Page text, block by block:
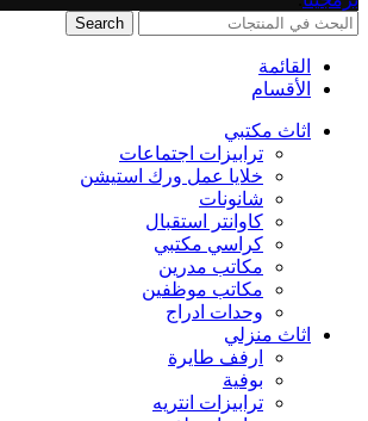
Search
القائمة
الأقسام
اثاث مكتبي
ترابيزات اجتماعات
خلايا عمل ورك استيشن
شانونات
كاوانتر استقبال
كراسي مكتبي
مكاتب مدرين
مكاتب موظفين
وحدات ادراج
اثاث منزلي
ارفف طايرة
بوفية
ترابيزات انتريه